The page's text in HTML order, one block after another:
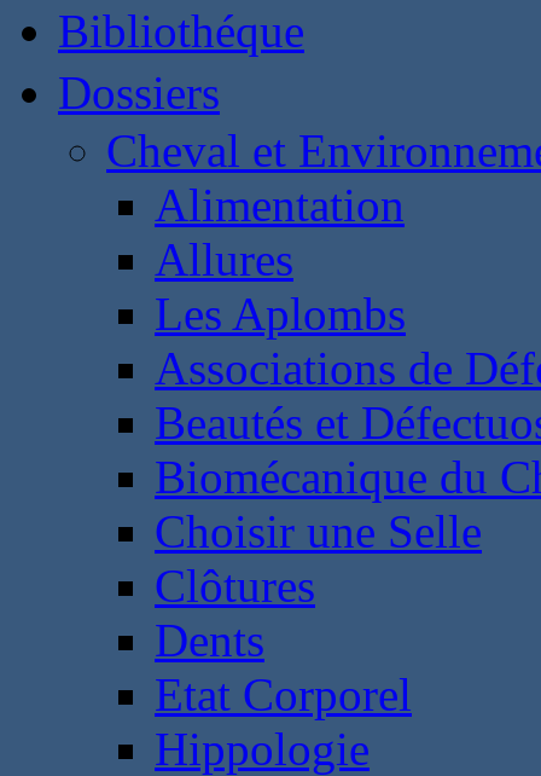
Bibliothéque
Dossiers
Cheval et
Alimentation
Allures
Les Aplombs
Associations de
Beautés et
Biomécanique du
Choisir une Selle
Clôtures
Dents
Etat Corporel
Hippologie